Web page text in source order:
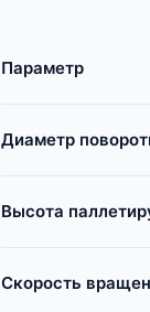
Параметр
Диаметр
Высота
Скорость